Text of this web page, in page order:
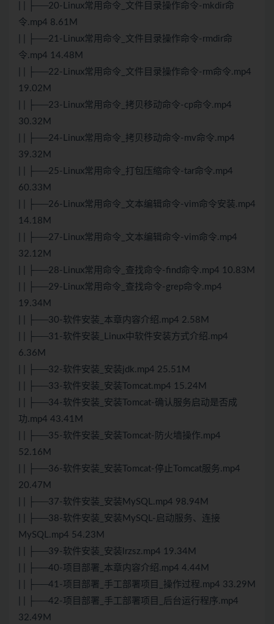
| | ├──20-Linux常用命令_文件目录操作命令-mkdir命
令.mp4 8.61M
| | ├──21-Linux常用命令_文件目录操作命令-rmdir命
令.mp4 14.48M
| | ├──22-Linux常用命令_文件目录操作命令-rm命令.mp4
19.02M
| | ├──23-Linux常用命令_拷贝移动命令-cp命令.mp4
30.32M
| | ├──24-Linux常用命令_拷贝移动命令-mv命令.mp4
39.32M
| | ├──25-Linux常用命令_打包压缩命令-tar命令.mp4
60.33M
| | ├──26-Linux常用命令_文本编辑命令-vim命令安装.mp4
14.18M
| | ├──27-Linux常用命令_文本编辑命令-vim命令.mp4
32.12M
| | ├──28-Linux常用命令_查找命令-find命令.mp4 10.83M
| | ├──29-Linux常用命令_查找命令-grep命令.mp4
19.34M
| | ├──30-软件安装_本章内容介绍.mp4 2.58M
| | ├──31-软件安装_Linux中软件安装方式介绍.mp4
6.36M
| | ├──32-软件安装_安装jdk.mp4 25.51M
| | ├──33-软件安装_安装Tomcat.mp4 15.24M
| | ├──34-软件安装_安装Tomcat-确认服务启动是否成
功.mp4 43.41M
| | ├──35-软件安装_安装Tomcat-防火墙操作.mp4
52.16M
| | ├──36-软件安装_安装Tomcat-停止Tomcat服务.mp4
20.47M
| | ├──37-软件安装_安装MySQL.mp4 98.94M
| | ├──38-软件安装_安装MySQL-启动服务、连接
MySQL.mp4 54.23M
| | ├──39-软件安装_安装lrzsz.mp4 19.34M
| | ├──40-项目部署_本章内容介绍.mp4 4.44M
| | ├──41-项目部署_手工部署项目_操作过程.mp4 33.29M
| | ├──42-项目部署_手工部署项目_后台运行程序.mp4
32.49M